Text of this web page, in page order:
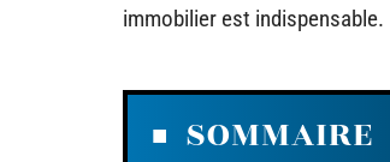
immobilier est indispensable.
SOMMAIRE